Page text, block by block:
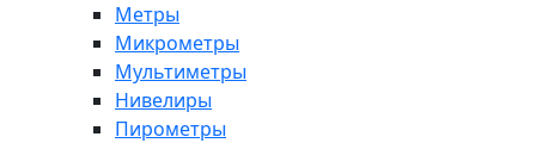
Метры
Микрометры
Мультиметры
Нивелиры
Пирометры